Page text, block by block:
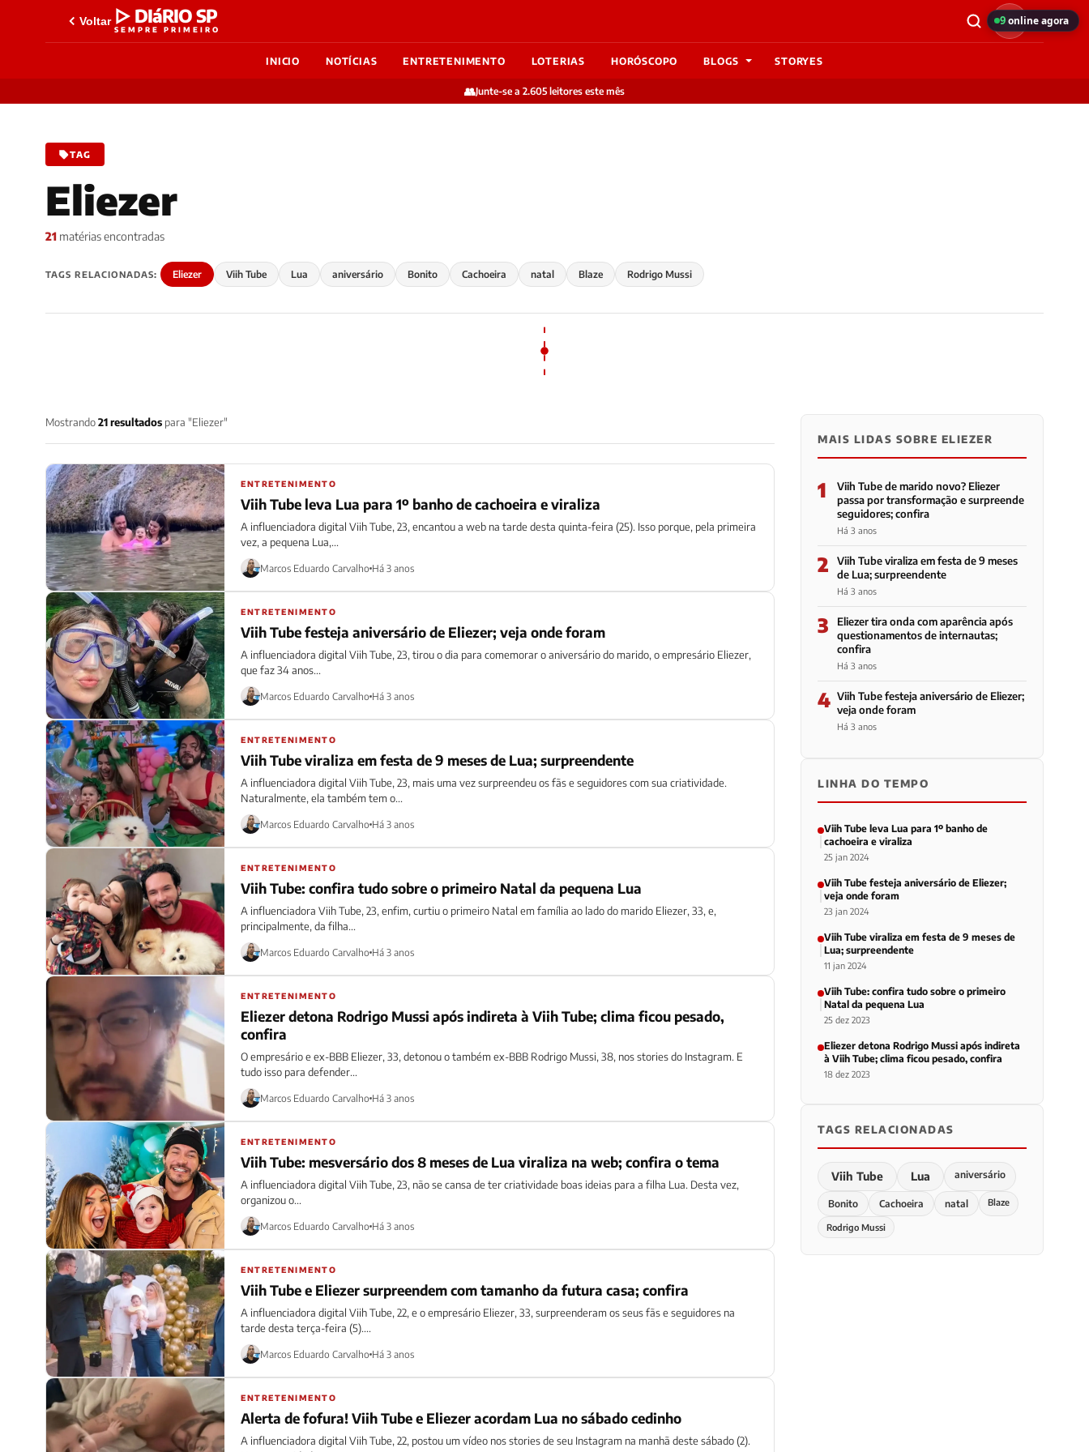
Voltar ▷ DIáRIO SP
SEMPRE PRIMEIRO
INICIO NOTÍCIAS ENTRETENIMENTO LOTERIAS HORÓSCOPO BLOGS STORYES
👥Junte-se a 2.605 leitores este mês
TAG
Eliezer
21 matérias encontradas
TAGS RELACIONADAS: Eliezer Viih Tube Lua aniversário Bonito Cachoeira natal Blaze Rodrigo Mussi
Mostrando21 resultados para "Eliezer"
ENTRETENIMENTO
Viih Tube leva Lua para 1º banho de cachoeira e viraliza
A influenciadora digital Viih Tube, 23, encantou a web na tarde desta quinta-feira (25). Isso porque, pela primeira
vez, a pequena Lua,...
Marcos Eduardo Carvalho Há 3 anos
ENTRETENIMENTO
Viih Tube festeja aniversário de Eliezer; veja onde foram
A influenciadora digital Viih Tube, 23, tirou o dia para comemorar o aniversário do marido, o empresário Eliezer,
que faz 34 anos...
Marcos Eduardo Carvalho Há 3 anos
ENTRETENIMENTO
Viih Tube viraliza em festa de 9 meses de Lua; surpreendente
A influenciadora digital Viih Tube, 23, mais uma vez surpreendeu os fãs e seguidores com sua criatividade.
Naturalmente, ela também tem o...
Marcos Eduardo Carvalho Há 3 anos
ENTRETENIMENTO
Viih Tube: confira tudo sobre o primeiro Natal da pequena Lua
A influenciadora Viih Tube, 23, enfim, curtiu o primeiro Natal em família ao lado do marido Eliezer, 33, e,
principalmente, da filha...
Marcos Eduardo Carvalho Há 3 anos
ENTRETENIMENTO
Eliezer detona Rodrigo Mussi após indireta à Viih Tube; clima ficou pesado,
confira
O empresário e ex-BBB Eliezer, 33, detonou o também ex-BBB Rodrigo Mussi, 38, nos stories do Instagram. E
tudo isso para defender...
Marcos Eduardo Carvalho Há 3 anos
ENTRETENIMENTO
Viih Tube: mesversário dos 8 meses de Lua viraliza na web; confira o tema
A influenciadora digital Viih Tube, 23, não se cansa de ter criatividade boas ideias para a filha Lua. Desta vez,
organizou o...
Marcos Eduardo Carvalho Há 3 anos
ENTRETENIMENTO
Viih Tube e Eliezer surpreendem com tamanho da futura casa; confira
A influenciadora digital Viih Tube, 22, e o empresário Eliezer, 33, surpreenderam os seus fãs e seguidores na
tarde desta terça-feira (5)....
Marcos Eduardo Carvalho Há 3 anos
ENTRETENIMENTO
Alerta de fofura! Viih Tube e Eliezer acordam Lua no sábado cedinho
A influenciadora digital Viih Tube, 22, postou um vídeo nos stories de seu Instagram na manhã deste sábado (2).
MAIS LIDAS SOBRE ELIEZER
1
Viih Tube de marido novo? Eliezer
passa por transformação e surpreende
seguidores; confira
Há 3 anos
2
Viih Tube viraliza em festa de 9 meses
de Lua; surpreendente
Há 3 anos
3
Eliezer tira onda com aparência após
questionamentos de internautas;
confira
Há 3 anos
4 Viih Tube festeja aniversário de Eliezer;
veja onde foram
Há 3 anos
LINHA DO TEMPO
Viih Tube leva Lua para 1º banho de
cachoeira e viraliza
25 jan 2024
Viih Tube festeja aniversário de Eliezer;
veja onde foram
23 jan 2024
Viih Tube viraliza em festa de 9 meses de
Lua; surpreendente
11 jan 2024
Viih Tube: confira tudo sobre o primeiro
Natal da pequena Lua
25 dez 2023
Eliezer detona Rodrigo Mussi após indireta
à Viih Tube; clima ficou pesado, confira
18 dez 2023
TAGS RELACIONADAS
Viih Tube Lua aniversário
Bonito Cachoeira natal Blaze
Rodrigo Mussi
9online agora